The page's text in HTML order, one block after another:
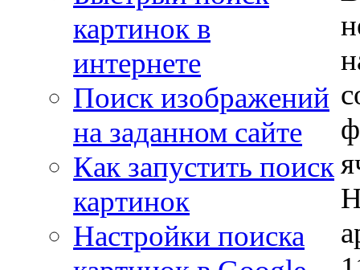
картинок в
интернете
Поиск изображений
на заданном сайте
Как запустить поиск
картинок
Настройки поиска